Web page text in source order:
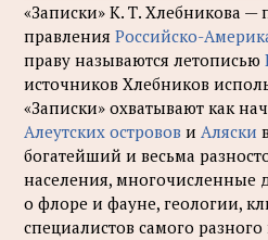
«Записки» К. Т. Хлебникова —
правления Российско-
праву называются летописью
источников Хлебников
«Записки» охватывают как
Алеутских островов и Аляски
богатейший и весьма
населения, многочисленные
о флоре и фауне, геологии,
специалистов самого